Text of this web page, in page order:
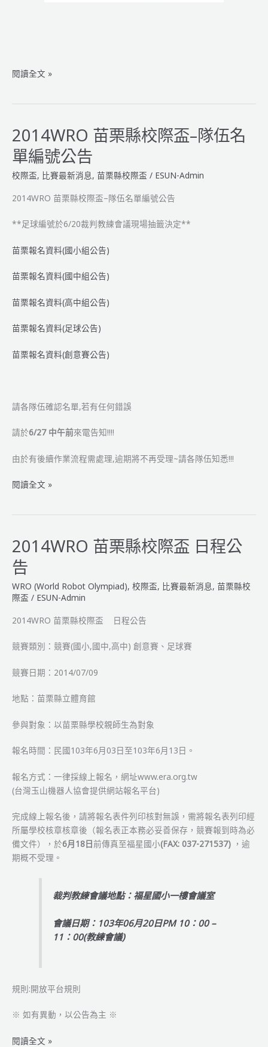
2014WRO
校
際
盃
–
大
會
程
閱讀全文 »
2014WRO 苗栗縣校際盃–隊伍名
單編號公告
校際盃, 比賽最新消息, 苗栗縣校際盃 / ESUN-Admin
2014WRO 苗栗縣校際盃–隊伍名單編號公告
**足球編號於6/20裁判教練會議現場抽籤決定**
苗栗報名資料(國小組公告)
苗栗報名資料(國中組公告)
苗栗報名資料(高中組公告)
苗栗報名資料(足球公告)
苗栗報名資料(創意賽公告)
請各隊伍確認名單,若有任何錯誤
請於6/27 中午前來電告知!!!!
由於有後續作業流程需處理,逾期將不再受理~請各隊伍知悉!!!
2014WRO
校
際
盃
隊
名
編
公
閱讀全文 »
2014WRO 苗栗縣校際盃 日程公
告
WRO (World Robot Olympiad), 校際盃, 比賽最新消息, 苗栗縣校
際盃 / ESUN-Admin
2014WRO 苗栗縣校際盃 日程公告
競賽類別：競賽(國小,國中,高中) 創意賽、足球賽
競賽日期：2014/07/09
地點：苗栗縣立體育館
參與對象：以苗栗縣學校親師生為對象
報名時間：民國103年6月03日至103年6月13日。
報名方式：一律採線上報名，網址www.era.org.tw
(台灣玉山機器人協會提供網站報名平台)
完成線上報名後，請將報名表件列印核對無誤，需將報名表列印經
所屬學校核章核章後（報名表正本務必妥善保存，競賽報到時為必
備文件），於6月18日前傳真至福星國小(FAX: 037-271537) ，逾
期概不受理。
裁判教練會議地點：福星國小一樓會議室
會議日期：103年06月20日PM 10：00 –
11：00(教練會議)
規則:開放平台規則
※ 如有異動，以公告為主 ※
2014WRO
閱讀全文 »